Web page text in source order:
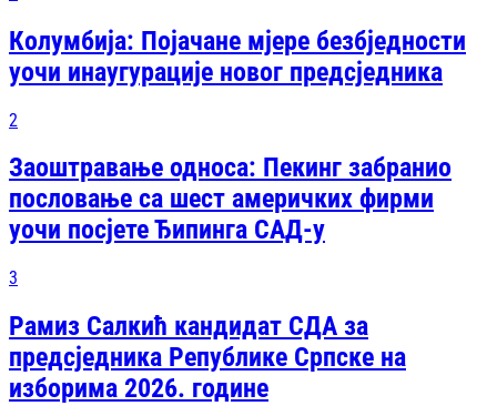
Колумбија: Појачане мјере безбједности
уочи инаугурације новог предсједника
2
Заоштравање односа: Пекинг забранио
пословање са шест америчких фирми
уочи посјете Ђипинга САД-у
3
Рамиз Салкић кандидат СДА за
предсједника Републике Српске на
изборима 2026. године